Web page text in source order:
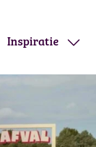
Inspiratie